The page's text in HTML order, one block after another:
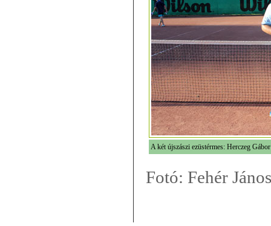
A két újszászi ezüstérmes: Herczeg
Fotó: Fehér